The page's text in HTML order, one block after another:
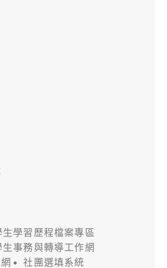
生學習歷程檔案專區
生事務與轉導工作網
社團選填系統